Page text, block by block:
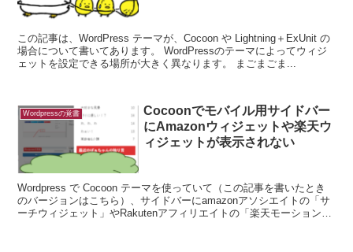
この記事は、WordPress テーマが、Cocoon や Lightning＋ExUnit の
場合について書いてあります。 WordPressのテーマによってウィジ
ェットを設定できる場所が大きく異なります。 まごまごま...
Wordpressの覚書
Cocoonでモバイル用サイドバー
にAmazonウィジェットや楽天ウ
ィジェットが表示されない
Wordpress で Cocoon テーマを使っていて（この記事を書いたとき
のバージョンはこちら）、サイドバーにamazonアソシエイトの「サ
ーチウィジェット」やRakutenアフィリエイトの「楽天モーションウ